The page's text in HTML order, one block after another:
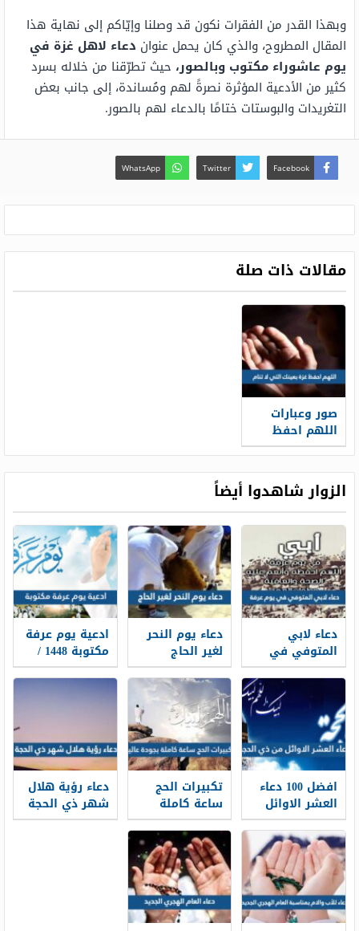
وبهذا القدر من الفقرات نكون قد وصلنا وإيّاكم إلى نهاية هذا
المقال المطروح، والذي كان يحمل عنوان دعاء لاهل غزة في
يوم عاشوراء مكتوب وبالصور، حيث تطرّقنا من خلاله بسرد
كثير من الأدعية المؤثرة نصرةً لهم ومُساندة، إلى جانب بعض
التغريدات والبوستات ختامًا بالدعاء لهم بالصور.
Facebook
Twitter
WhatsApp
مقالات ذات صلة
صور وعبارات
اللهم احفظ
غزة بعينك التي
الزوار شاهدوا أيضاً
دعاء لابي
المتوفي في
يوم عرفة 2026
أدعية لأبي
المتوفي في
وقفة عرفة 1448
دعاء يوم النحر
لغير الحاج
مكتوب 2026 ،
أدعية يوم النحر
لغير الحاج 1448
ادعية يوم عرفة
مكتوبة 1448 /
2026 لبيك اللهم
لبيك
افضل 100 دعاء
العشر الاوائل
من ذي الحجة
مكتوب 1448 /
2026
تكبيرات الحج
ساعة كاملة
بجودة عالية
1448 -2026 لبيك
اللهم لبيك
دعاء رؤية هلال
شهر ذي الحجة
1448 كامل